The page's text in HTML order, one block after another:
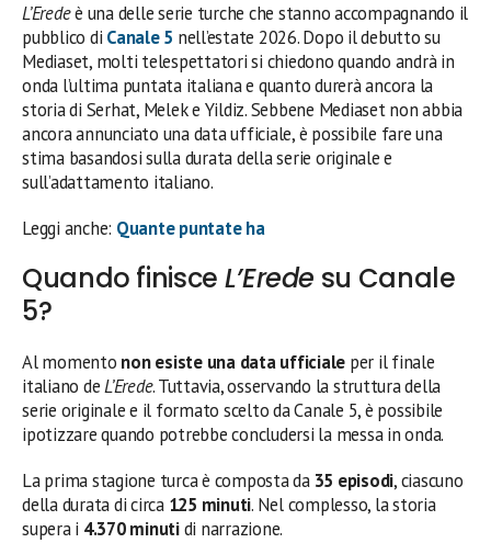
L’Eredeè una delle serie turche che stanno accompagnando il
pubblico di Canale 5 nell’estate 2026. Dopo il debutto su
Mediaset, molti telespettatori si chiedono quando andrà in
onda l’ultima puntata italiana e quanto durerà ancora la
storia di Serhat, Melek e Yildiz. Sebbene Mediaset non abbia
ancora annunciato una data ufficiale, è possibile fare una
stima basandosi sulla durata della serie originale e
sull’adattamento italiano.
Leggi anche: Quante puntate ha
Quando finisce L’Erede su Canale
5?
Al momento non esiste una data ufficiale per il finale
italiano deL’Erede. Tuttavia, osservando la struttura della
serie originale e il formato scelto da Canale 5, è possibile
ipotizzare quando potrebbe concludersi la messa in onda.
La prima stagione turca è composta da 35 episodi, ciascuno
della durata di circa 125 minuti. Nel complesso, la storia
supera i 4.370 minutidi narrazione.